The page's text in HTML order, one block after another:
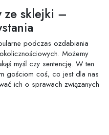
ze sklejki –
podczas ozdabiania
Możemy
myśl czy sentencję. W ten
gościom coś, co jest dla nas
ich o sprawach związanych